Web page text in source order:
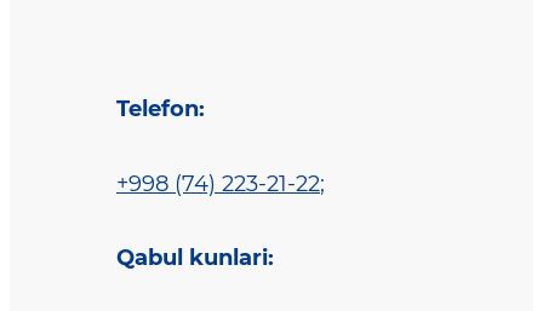
Telefon:
+998 (74) 223-21-22;
Qabul kunlari: